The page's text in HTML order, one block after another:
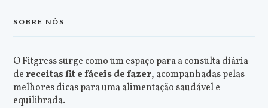
SOBRE NÓS
O Fitgress surge como um espaço para a consulta diária
dereceitas fit e fáceis de fazer, acompanhadas pelas
melhores dicas para uma alimentação saudável e
equilibrada.